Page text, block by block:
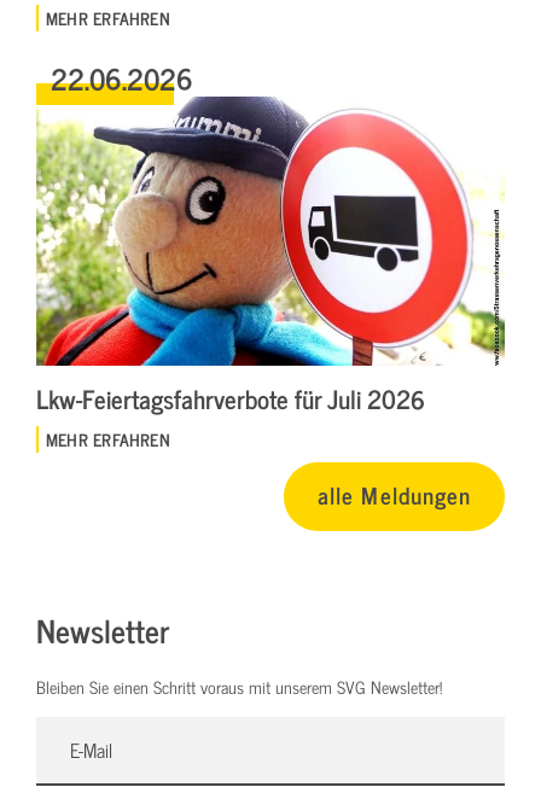
MEHR ERFAHREN
22.06.2026
Lkw-Feiertagsfahrverbote für Juli 2026
MEHR ERFAHREN
alle Meldungen
Newsletter
Bleiben Sie einen Schritt voraus mit unserem SVG Newsletter!